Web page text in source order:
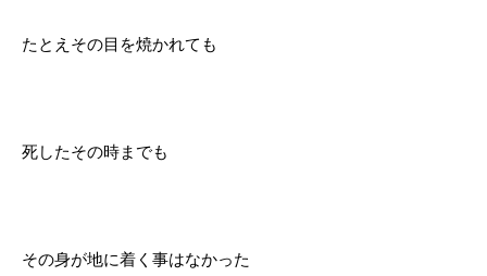
たとえその目を焼かれても
死したその時までも
その身が地に着く事はなかった